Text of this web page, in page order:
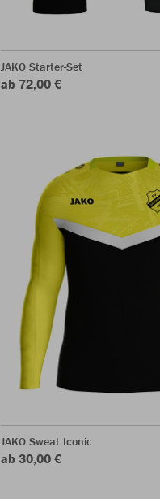
JAKO Starter-Set
ab 72,00 €
JAKO Sweat Iconic
ab 30,00 €